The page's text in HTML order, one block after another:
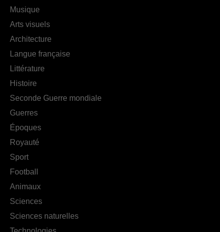
Musique
Arts visuels
Architecture
Langue française
Littérature
Histoire
Seconde Guerre mondiale
Guerres
Époques
Royauté
Sport
Football
Animaux
Sciences
Sciences naturelles